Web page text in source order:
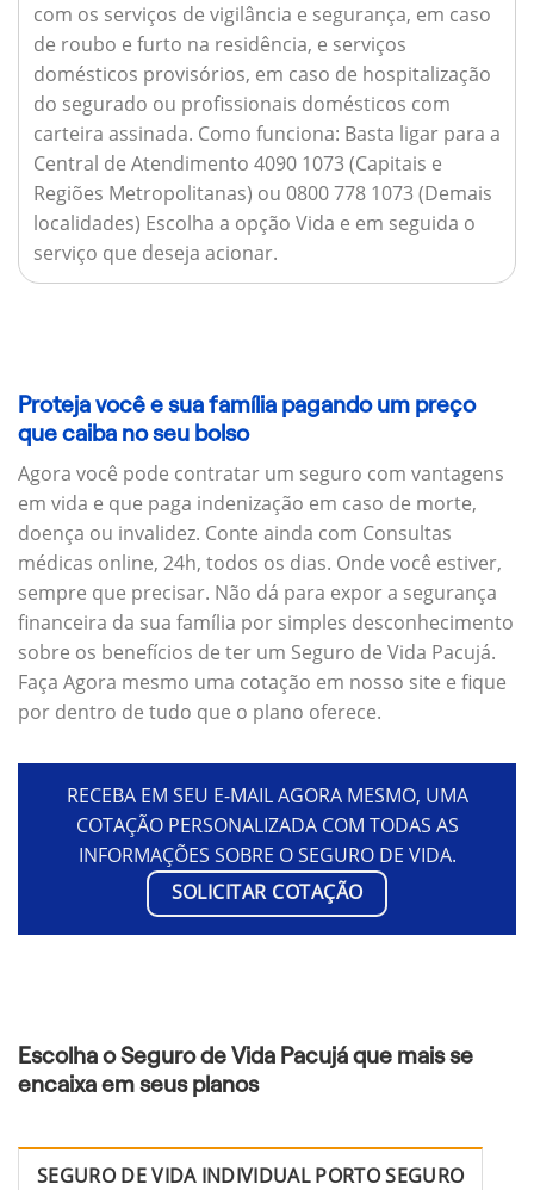
com os serviços de vigilância e segurança, em caso
de roubo e furto na residência, e serviços
domésticos provisórios, em caso de hospitalização
do segurado ou profissionais domésticos com
carteira assinada. Como funciona: Basta ligar para a
Central de Atendimento 4090 1073 (Capitais e
Regiões Metropolitanas) ou 0800 778 1073 (Demais
localidades) Escolha a opção Vida e em seguida o
serviço que deseja acionar.
Proteja você e sua família pagando um preço
que caiba no seu bolso
Agora você pode contratar um seguro com vantagens
em vida e que paga indenização em caso de morte,
doença ou invalidez. Conte ainda com Consultas
médicas online, 24h, todos os dias. Onde você estiver,
sempre que precisar. Não dá para expor a segurança
financeira da sua família por simples desconhecimento
sobre os benefícios de ter um Seguro de Vida Pacujá.
Faça Agora mesmo uma cotação em nosso site e fique
por dentro de tudo que o plano oferece.
RECEBA EM SEU E-MAIL AGORA MESMO, UMA
COTAÇÃO PERSONALIZADA COM TODAS AS
INFORMAÇÕES SOBRE O SEGURO DE VIDA.
SOLICITAR COTAÇÃO
Escolha o Seguro de Vida Pacujá que mais se
encaixa em seus planos
SEGURO DE VIDA INDIVIDUAL PORTO SEGURO